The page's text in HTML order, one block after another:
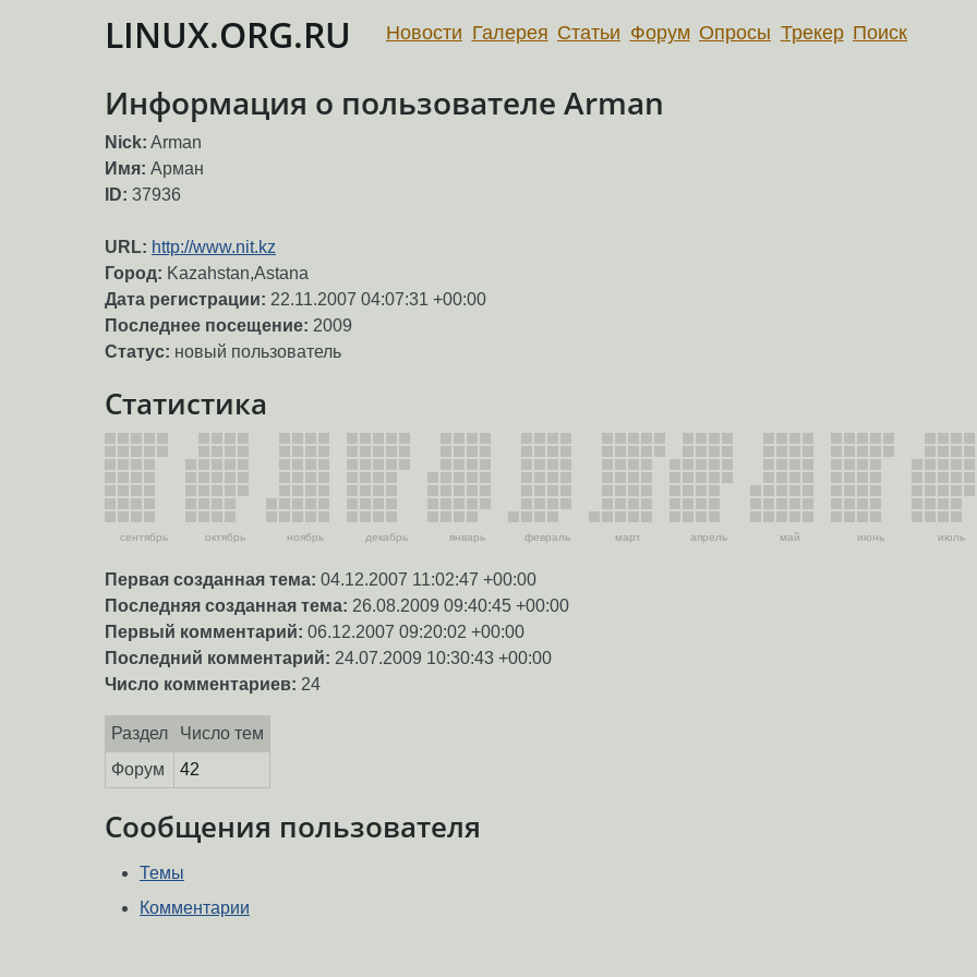
LINUX.ORG.RU Новости Галерея Статьи Форум Опросы Трекер Поиск
Информация о пользователе Arman
Nick: Arman
Имя: Арман
ID: 37936
URL: http://www.nit.kz
Город: Kazahstan,Astana
Дата регистрации: 22.11.2007 04:07:31 +00:00
Последнее посещение: 2009
Статус: новый пользователь
Статистика
сентябрь октябрь ноябрь декабрь январь февраль март апрель май июнь июль
Первая созданная тема: 04.12.2007 11:02:47 +00:00
Последняя созданная тема: 26.08.2009 09:40:45 +00:00
Первый комментарий: 06.12.2007 09:20:02 +00:00
Последний комментарий: 24.07.2009 10:30:43 +00:00
Число комментариев: 24
Раздел
Число тем
Форум
42
Сообщения пользователя
Темы
Комментарии